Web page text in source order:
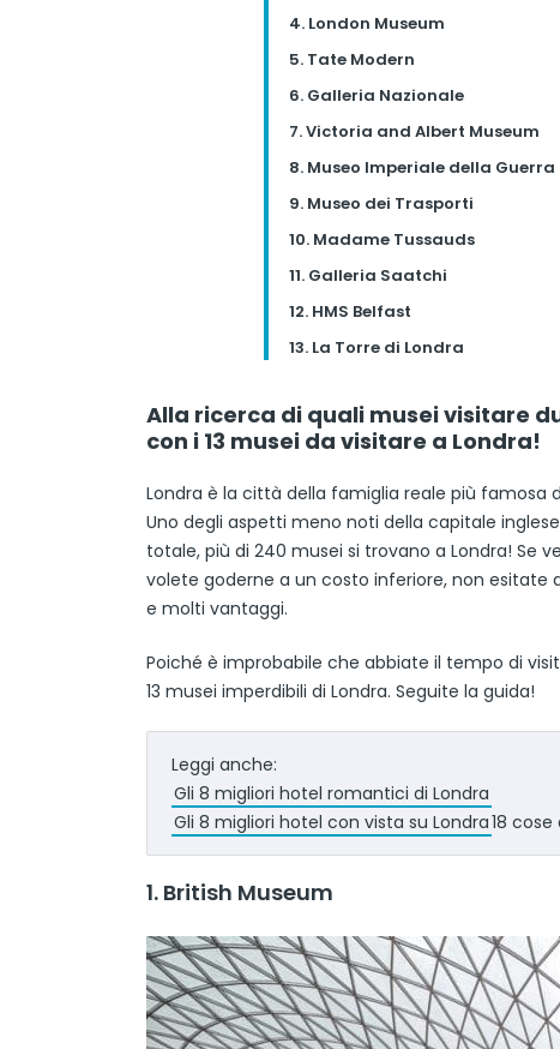
4. London Museum
5. Tate Modern
6. Galleria Nazionale
7. Victoria and Albert Museum
8. Museo Imperiale della Guerra
9. Museo dei Trasporti
10. Madame Tussauds
11. Galleria Saatchi
12. HMS Belfast
13. La Torre di Londra
Alla ricerca di quali musei visitare
con i 13 musei da visitare a Londra!
Londra è la città della famiglia reale più
Uno degli aspetti meno noti della capitale
totale, più di 240 musei si trovano a Londra! Se
volete goderne a un costo inferiore, non esitate
e molti vantaggi.
Poiché è improbabile che abbiate il tempo di
13 musei imperdibili di Londra. Seguite la guida!
Leggi anche:
Gli 8 migliori hotel romantici di Londra
Gli 8 migliori hotel con vista su Londra18
1. British Museum